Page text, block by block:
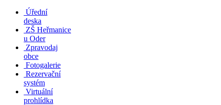
Úřední
deska
ZŠ Heřmanice
u Oder
Zpravodaj
obce
Fotogalerie
Rezervační
systém
Virtuální
prohlídka